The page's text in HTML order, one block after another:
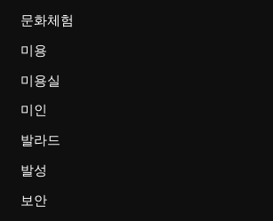
문화체험
미용
미용실
미인
발라드
발성
보안